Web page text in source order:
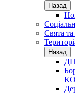
Назад
Свята та
Назад